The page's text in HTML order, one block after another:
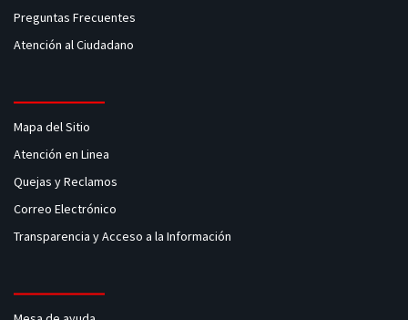
Preguntas Frecuentes
Atención al Ciudadano
Mapa del Sitio
Atención en Linea
Quejas y Reclamos
Correo Electrónico
Transparencia y Acceso a la Información